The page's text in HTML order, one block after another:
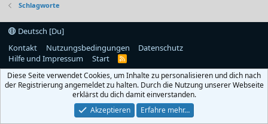
Schlagworte
Deutsch [Du]
Kontakt
Nutzungsbedingungen
Datenschutz
Hilfe und Impressum
Start
R
S
Diese Seite verwendet Cookies, um Inhalte zu personalisieren und dich nach
der Registrierung angemeldet zu halten. Durch die Nutzung unserer Webseite
erklärst du dich damit einverstanden.
Akzeptieren
Erfahre mehr…